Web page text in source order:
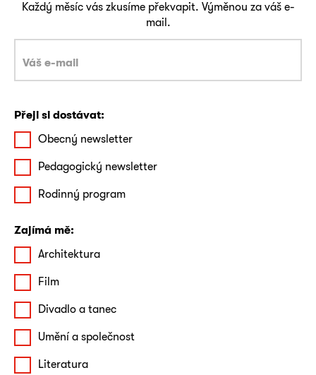
Každý měsíc vás zkusíme překvapit. Výměnou za váš e-
mail.
Přeji si dostávat:
Obecný newsletter
Pedagogický newsletter
Rodinný program
Zajímá mě:
Architektura
Film
Divadlo a tanec
Umění a společnost
Literatura